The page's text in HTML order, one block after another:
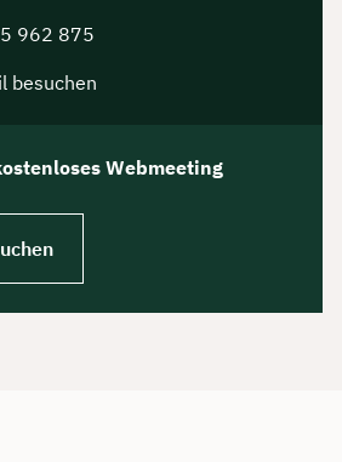
962 875
besuchen
Webmeeting